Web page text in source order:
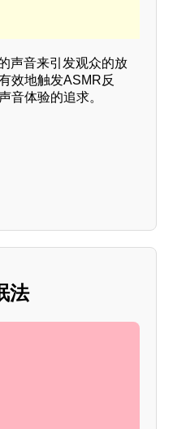
声音来引发观众的放
效地触发ASMR反
音体验的追求。
法